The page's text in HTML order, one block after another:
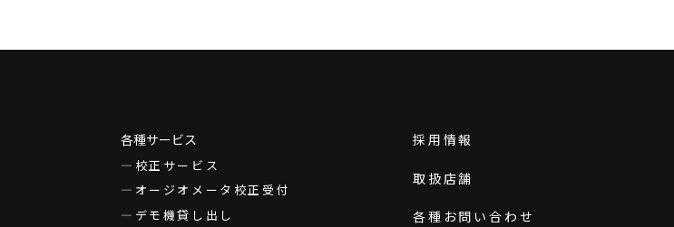
各種サービス
校正サービス
オージオメータ校正受付
デモ機貸し出し
採用情報
取扱店舗
各種お問い合わせ